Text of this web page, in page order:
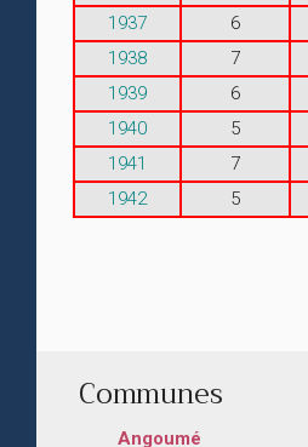
Communes
Angoumé
1937
6
1938
7
1939
6
1940
5
1941
7
1942
5